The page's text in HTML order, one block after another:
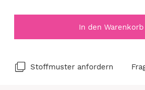
In den Warenkorb
Stoffmuster anfordern